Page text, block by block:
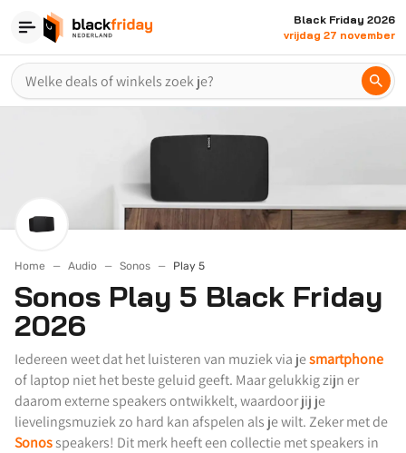
Black Friday 2026
vrijdag 27 november
Home Audio Sonos Play 5
Sonos Play 5 Black Friday
2026
Iedereen weet dat het luisteren van muziek via jesmartphone
of laptop niet het beste geluid geeft. Maar gelukkig zijn er
daarom externe speakers ontwikkelt, waardoor jij je
lievelingsmuziek zo hard kan afspelen als je wilt. Zeker met de
Sonosspeakers! Dit merk heeft een collectie met speakers in